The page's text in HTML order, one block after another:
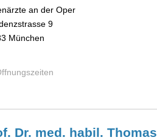
an der Oper
9
München
Dr. med. habil. Thomas